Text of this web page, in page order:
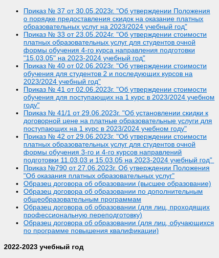
Приказ № 37 от 30.05.2023г. "Об утверждении Положения
о порядке предоставления скидок на оказание платных
образовательных услуг на 2023/2024 учебный год"
Приказ № 33 от 23.05.2024г. "Об утверждении стоимости
платных образовательных услуг для студентов очной
формы обучения 4-го курса направления подготовки
"15.03.05" на 2023-2024 учебный год"
Приказ № 40 от 02.06.2023г. "Об утверждении стоимости
обучения для студентов 2 и последующих курсов на
2023/2024 учебный год"
Приказ № 41 от 02.06.2023г. "Об утверждении стоимости
обучения для поступающих на 1 курс в 2023/2024 учебном
году"
Приказ № 41/1 от 29.06.2023г. "Об установлении скидки к
договорной цене на платные образовательные услуги для
поступающих на 1 курс в 2023/2024 учебном году"
Приказ № 42 от 29.06.2023г. "Об утверждении стоимости
платных образовательных услуг для студентов очной
формы обучения 3-го и 4-го курсов направлений
подготовки 11.03.03 и 15.03.05 на 2023-2024 учебный год"
Приказ №790 от 27.06.2023г. Об утверждении Положения
"Об оказания платных образовательных услуг"
Образец договора об образовании (высшее образование)
Образец договора об образовании по дополнительным
общеобразовательным программам
Образец договора об образовании (для лиц, проходящих
профессиональную переподготовку)
Образец договора об образовании (для лиц, обучающихся
по программе повышения квалификации)
2022-2023 учебный год